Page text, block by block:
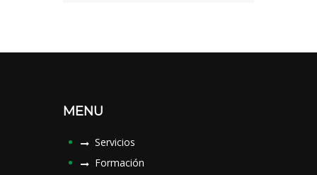
MENU
Servicios
Formación